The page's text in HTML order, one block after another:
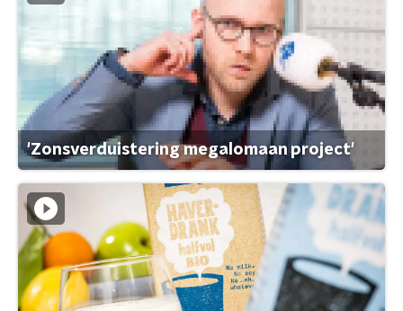
'Zonsverduistering megalomaan project'